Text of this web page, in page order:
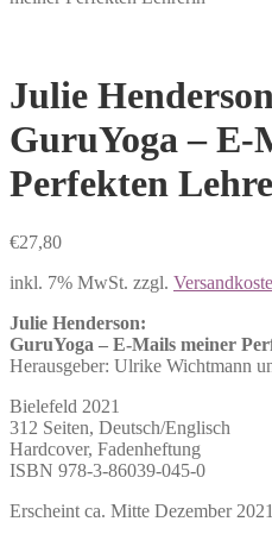
Julie
GuruYoga – E-
Perfekten
€27,80
inkl. 7% MwSt. zzgl.
Julie Henderson:
GuruYoga – E-Mails meiner
Herausgeber: Ulrike Wichtmann
Bielefeld 2021
312 Seiten, Deutsch/Englisch
Hardcover, Fadenheftung
ISBN 978-3-86039-045-0
Erscheint ca. Mitte Dezember 2021